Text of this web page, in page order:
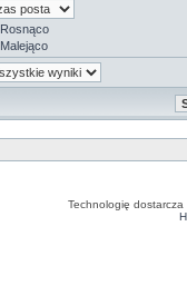
Rosnąco
Malejąco
Technologię dostarcza